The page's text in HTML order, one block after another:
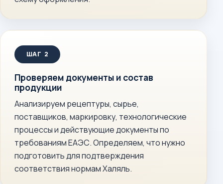
Проверяем документы и состав
продукции
Анализируем рецептуры, сырье,
поставщиков, маркировку, технологические
процессы и действующие документы по
требованиям ЕАЭС. Определяем, что нужно
подготовить для подтверждения
соответствия нормам Халяль.